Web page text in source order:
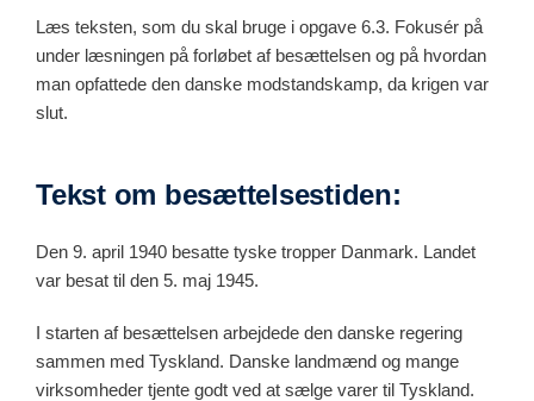
Læs teksten, som du skal bruge i opgave 6.3. Fokusér på
under læsningen på forløbet af besættelsen og på hvordan
man opfattede den danske modstandskamp, da krigen var
slut.
Tekst om besættelsestiden:
Den 9. april 1940 besatte tyske tropper Danmark. Landet
var besat til den 5. maj 1945.
I starten af besættelsen arbejdede den danske regering
sammen med Tyskland. Danske landmænd og mange
virksomheder tjente godt ved at sælge varer til Tyskland.